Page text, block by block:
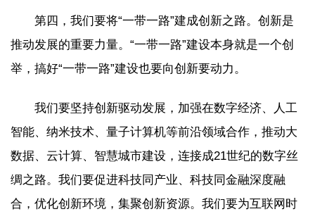
第四，我们要将“一带一路”建成创新之路。创新是
推动发展的重要力量。“一带一路”建设本身就是一个创
举，搞好“一带一路”建设也要向创新要动力。
我们要坚持创新驱动发展，加强在数字经济、人工
智能、纳米技术、量子计算机等前沿领域合作，推动大
数据、云计算、智慧城市建设，连接成21世纪的数字丝
绸之路。我们要促进科技同产业、科技同金融深度融
合，优化创新环境，集聚创新资源。我们要为互联网时